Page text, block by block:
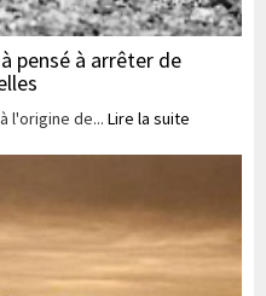
pensé à arrêter de
l'origine de... Lire la suite